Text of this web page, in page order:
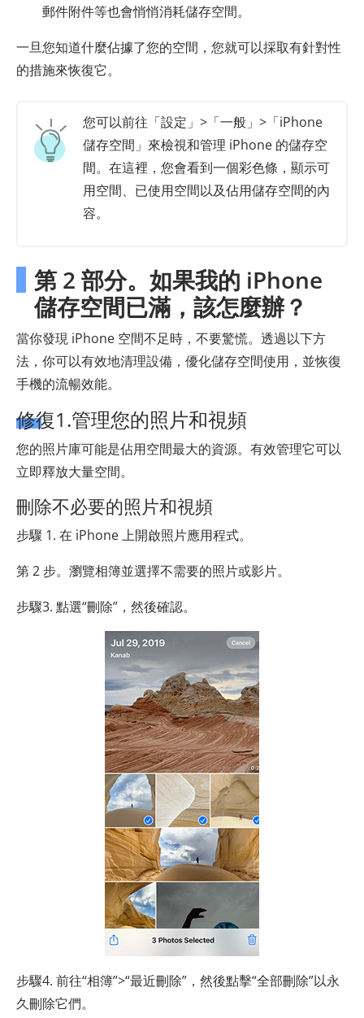
郵件附件等也會悄悄消耗儲存空間。
一旦您知道什麼佔據了您的空間，您就可以採取有針對性
的措施來恢復它。
您可以前往「設定」>「一般」>「iPhone
儲存空間」來檢視和管理 iPhone 的儲存空
間。在這裡，您會看到一個彩色條，顯示可
用空間、已使用空間以及佔用儲存空間的內
容。
第 2 部分。如果我的 iPhone
儲存空間已滿，該怎麼辦？
當你發現 iPhone 空間不足時，不要驚慌。透過以下方
法，你可以有效地清理設備，優化儲存空間使用，並恢復
手機的流暢效能。
修復1.管理您的照片和視頻
您的照片庫可能是佔用空間最大的資源。有效管理它可以
立即釋放大量空間。
刪除不必要的照片和視頻
步驟 1. 在 iPhone 上開啟照片應用程式。
第 2 步。瀏覽相簿並選擇不需要的照片或影片。
步驟3. 點選“刪除”，然後確認。
步驟4. 前往“相簿”>“最近刪除”，然後點擊“全部刪除”以永
久刪除它們。